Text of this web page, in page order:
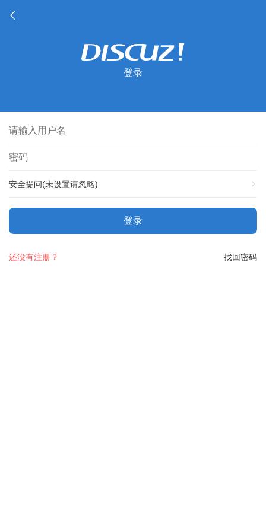
登录
安全提问(未设置请忽略)
登录
找回密码
还没有注册？